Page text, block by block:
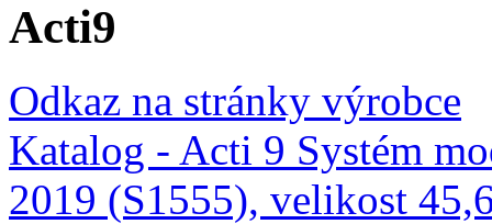
Acti9
Odkaz na stránky výrobce
Katalog - Acti 9 Systém
2019 (S1555), velikost